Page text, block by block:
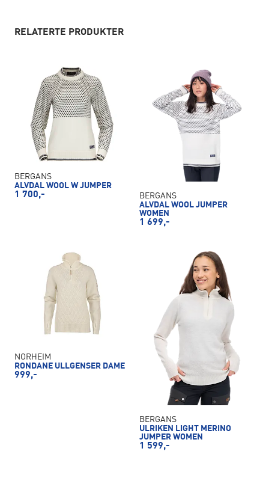
RELATERTE PRODUKTER
BERGANS
ALVDAL WOOL W JUMPER
1 700,-
BERGANS
ALVDAL WOOL JUMPER
WOMEN
1 699,-
NORHEIM
RONDANE ULLGENSER DAME
999,-
BERGANS
ULRIKEN LIGHT MERINO
JUMPER WOMEN
1 599,-